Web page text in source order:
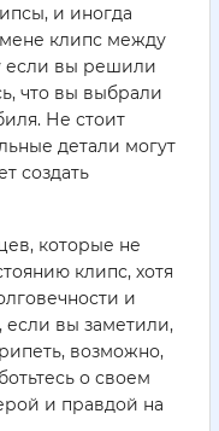
и иногда
клипс между
если вы решили
что вы выбрали
Не стоит
детали могут
создать
которые не
клипс, хотя
и
если вы заметили,
возможно,
о своем
и правдой на